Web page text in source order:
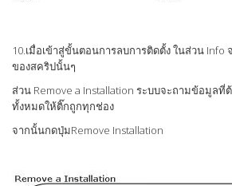
10.เมื่อเข้าสู่ขั้นตอนการลบการติดตั้ง ในส่วน Info
ของสคริปนั้นๆ
ส่วน Remove a Installation ระบบจะถามข้อมูลที่
ทั้งหมดให้ติ๊กถูกทุกช่อง
จากนั้นกดปุ่มRemove Installation